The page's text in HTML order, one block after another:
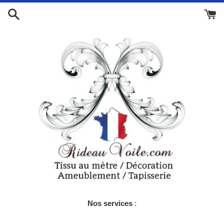
Passer
Nos services :